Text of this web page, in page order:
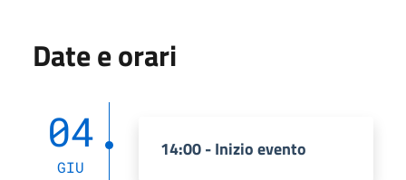
Date e orari
04
GIU
14:00 - Inizio evento